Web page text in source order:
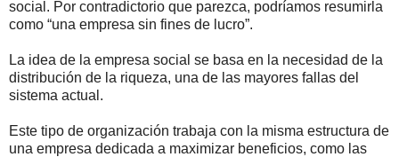
social. Por contradictorio que parezca, podríamos resumirla
como “una empresa sin fines de lucro”.
La idea de la empresa social se basa en la necesidad de la
distribución de la riqueza, una de las mayores fallas del
sistema actual.
Este tipo de organización trabaja con la misma estructura de
una empresa dedicada a maximizar beneficios, como las